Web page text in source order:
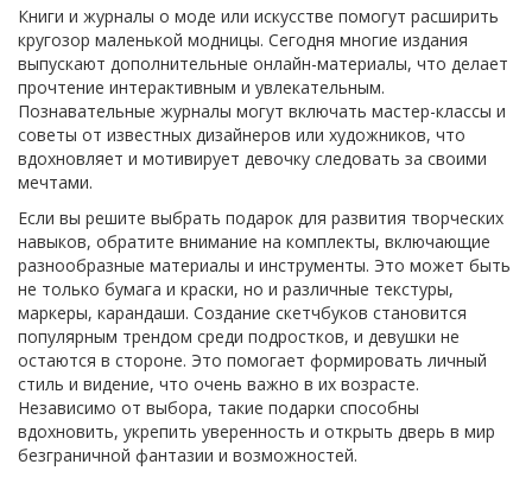
Книги и журналы о моде или искусстве помогут расширить
кругозор маленькой модницы. Сегодня многие издания
выпускают дополнительные онлайн-материалы, что делает
прочтение интерактивным и увлекательным.
Познавательные журналы могут включать мастер-классы и
советы от известных дизайнеров или художников, что
вдохновляет и мотивирует девочку следовать за своими
мечтами.
Если вы решите выбрать подарок для развития творческих
навыков, обратите внимание на комплекты, включающие
разнообразные материалы и инструменты. Это может быть
не только бумага и краски, но и различные текстуры,
маркеры, карандаши. Создание скетчбуков становится
популярным трендом среди подростков, и девушки не
остаются в стороне. Это помогает формировать личный
стиль и видение, что очень важно в их возрасте.
Независимо от выбора, такие подарки способны
вдохновить, укрепить уверенность и открыть дверь в мир
безграничной фантазии и возможностей.